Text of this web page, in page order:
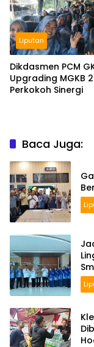
Liputan
Dikdasmen PCM
Upgrading MGKB
Perkokoh Sinergi
Baca Juga: